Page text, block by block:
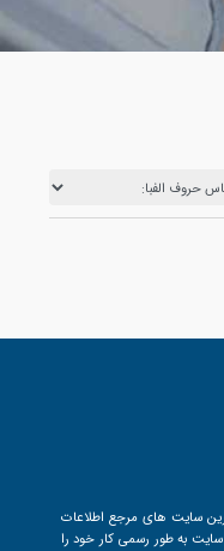
سایت های مرجع اطلاعات
سایت به طور رسمی کار خود را